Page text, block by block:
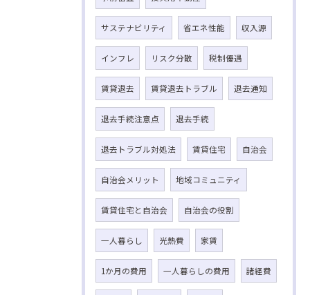
サステナビリティ 省エネ性能 収入源
インフレ リスク分散 税制優遇
賃貸退去 賃貸退去トラブル 退去通知
退去手続注意点 退去手続
退去トラブル対処法 賃貸住宅 自治会
自治会メリット 地域コミュニティ
賃貸住宅と自治会 自治会の役割
一人暮らし 光熱費 家賃
1か月の費用 一人暮らしの費用 諸経費